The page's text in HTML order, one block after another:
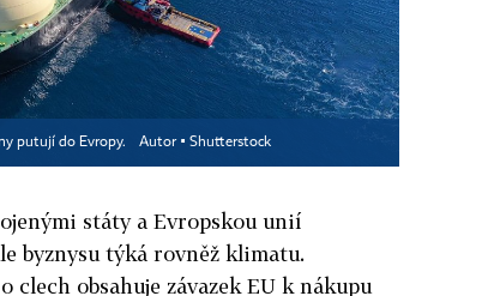
putují do Evropy. Autor ▪ Shutterstock
státy a Evropskou unií
byznysu týká rovněž klimatu.
clech obsahuje závazek EU k nákupu